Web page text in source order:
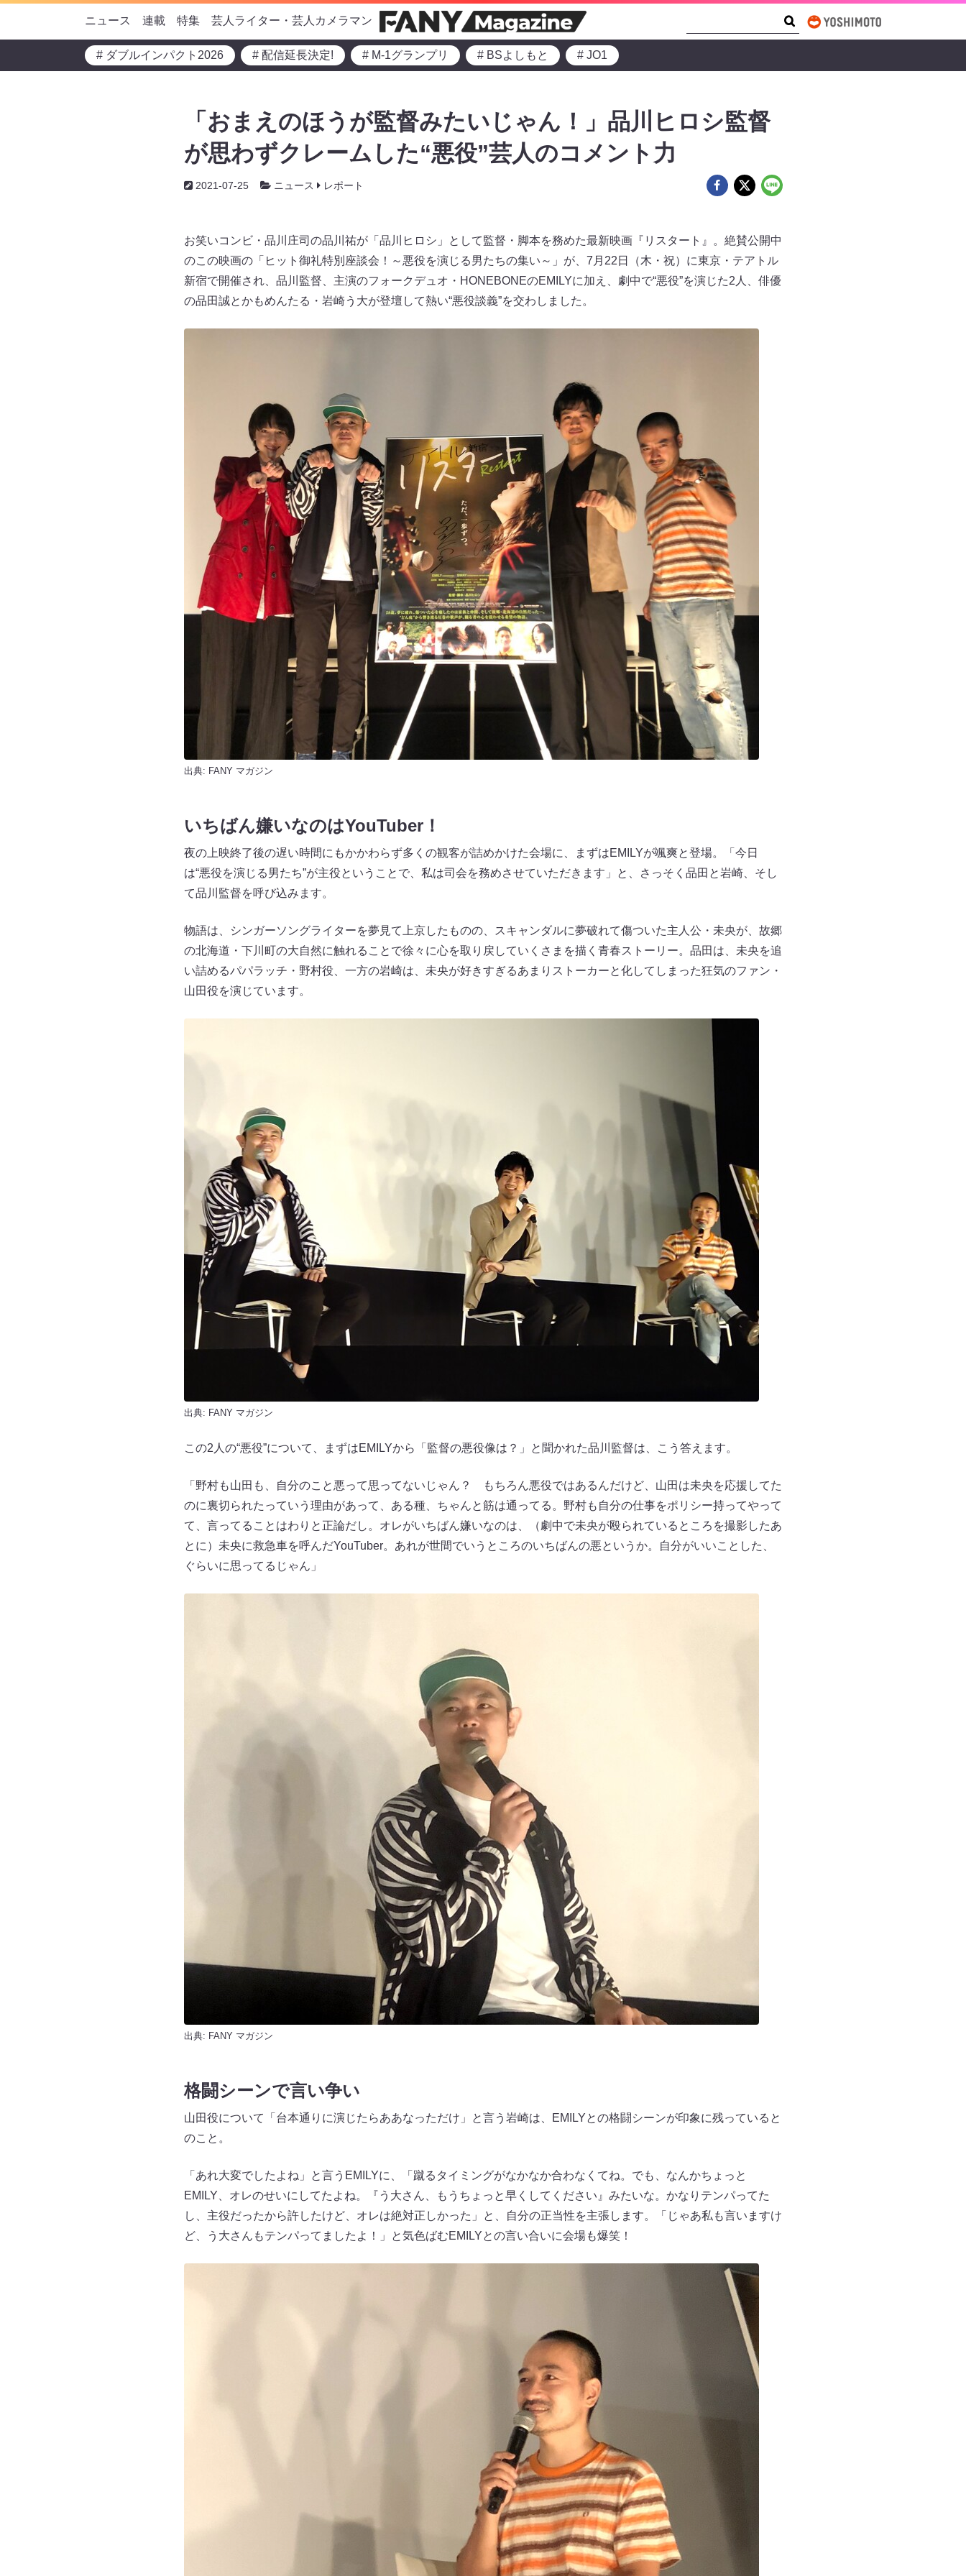
ニュース 連載 特集 芸人ライター・芸人カメラマン
# ダブルインパクト2026 # 配信延長決定! # M-1グランプリ # BSよしもと # JO1
「おまえのほうが監督みたいじゃん！」品川ヒロシ監督
が思わずクレームした“悪役”芸人のコメント力
2021-07-25 ニュース レポート
お笑いコンビ・品川庄司の品川祐が「品川ヒロシ」として監督・脚本を務めた最新映画『リスタート』。絶賛公開中
のこの映画の「ヒット御礼特別座談会！～悪役を演じる男たちの集い～」が、7月22日（木・祝）に東京・テアトル
新宿で開催され、品川監督、主演のフォークデュオ・HONEBONEのEMILYに加え、劇中で“悪役”を演じた2人、俳優
の品田誠とかもめんたる・岩崎う大が登壇して熱い“悪役談義”を交わしました。
出典: FANY マガジン
いちばん嫌いなのはYouTuber！
夜の上映終了後の遅い時間にもかかわらず多くの観客が詰めかけた会場に、まずはEMILYが颯爽と登場。「今日
は“悪役を演じる男たち”が主役ということで、私は司会を務めさせていただきます」と、さっそく品田と岩崎、そし
て品川監督を呼び込みます。
物語は、シンガーソングライターを夢見て上京したものの、スキャンダルに夢破れて傷ついた主人公・未央が、故郷
の北海道・下川町の大自然に触れることで徐々に心を取り戻していくさまを描く青春ストーリー。品田は、未央を追
い詰めるパパラッチ・野村役、一方の岩崎は、未央が好きすぎるあまりストーカーと化してしまった狂気のファン・
山田役を演じています。
出典: FANY マガジン
この2人の“悪役”について、まずはEMILYから「監督の悪役像は？」と聞かれた品川監督は、こう答えます。
「野村も山田も、自分のこと悪って思ってないじゃん？ もちろん悪役ではあるんだけど、山田は未央を応援してた
のに裏切られたっていう理由があって、ある種、ちゃんと筋は通ってる。野村も自分の仕事をポリシー持ってやって
て、言ってることはわりと正論だし。オレがいちばん嫌いなのは、（劇中で未央が殴られているところを撮影したあ
とに）未央に救急車を呼んだYouTuber。あれが世間でいうところのいちばんの悪というか。自分がいいことした、
ぐらいに思ってるじゃん」
出典: FANY マガジン
格闘シーンで言い争い
山田役について「台本通りに演じたらああなっただけ」と言う岩崎は、EMILYとの格闘シーンが印象に残っていると
のこと。
「あれ大変でしたよね」と言うEMILYに、「蹴るタイミングがなかなか合わなくてね。でも、なんかちょっと
EMILY、オレのせいにしてたよね。『う大さん、もうちょっと早くしてください』みたいな。かなりテンパってた
し、主役だったから許したけど、オレは絶対正しかった」と、自分の正当性を主張します。「じゃあ私も言いますけ
ど、う大さんもテンパってましたよ！」と気色ばむEMILYとの言い合いに会場も爆笑！